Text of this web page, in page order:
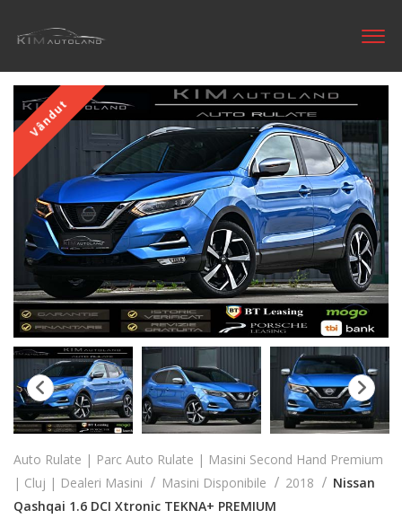
Vândut
Auto Rulate | Parc Auto Rulate | Masini Second Hand Premium
| Cluj | Dealeri Masini
Masini Disponibile 2018
Nissan
Qashqai 1.6 DCI Xtronic TEKNA+ PREMIUM